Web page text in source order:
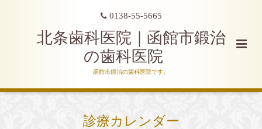
0138-55-5665
北条歯科医院｜函館市鍛治
の歯科医院
函館市鍛治の歯科医院です。
診療カレンダー